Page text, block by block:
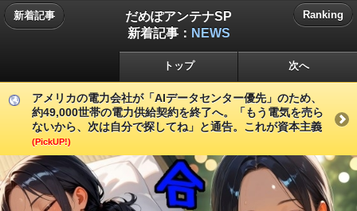
新着記事
だめぽアンテナSP
新着記事： NEWS
Ranking
トップ 次へ
アメリカの電力会社が「AIデータセンター優先」のため、
約49,000世帯の電力供給契約を終了へ。「もう電気を売ら
ないから、次は自分で探してね」と通告。これが資本主義
(PickUP!)